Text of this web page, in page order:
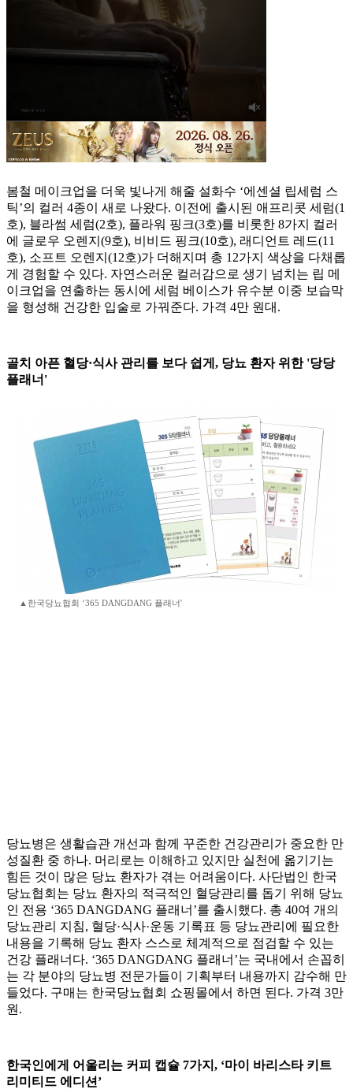
봄철 메이크업을 더욱 빛나게 해줄 설화수 ‘에센셜 립세럼 스
틱’의 컬러 4종이 새로 나왔다. 이전에 출시된 애프리콧 세럼(1
호), 블라썸 세럼(2호), 플라워 핑크(3호)를 비롯한 8가지 컬러
에 글로우 오렌지(9호), 비비드 핑크(10호), 래디언트 레드(11
호), 소프트 오렌지(12호)가 더해지며 총 12가지 색상을 다채롭
게 경험할 수 있다. 자연스러운 컬러감으로 생기 넘치는 립 메
이크업을 연출하는 동시에 세럼 베이스가 유수분 이중 보습막
을 형성해 건강한 입술로 가꿔준다. 가격 4만 원대.
골치 아픈 혈당·식사 관리를 보다 쉽게, 당뇨 환자 위한 '당당
플래너'
▲한국당뇨협회 ‘365 DANGDANG 플래너'
당뇨병은 생활습관 개선과 함께 꾸준한 건강관리가 중요한 만
성질환 중 하나. 머리로는 이해하고 있지만 실천에 옮기기는
힘든 것이 많은 당뇨 환자가 겪는 어려움이다. 사단법인 한국
당뇨협회는 당뇨 환자의 적극적인 혈당관리를 돕기 위해 당뇨
인 전용 ‘365 DANGDANG 플래너’를 출시했다. 총 40여 개의
당뇨관리 지침, 혈당·식사·운동 기록표 등 당뇨관리에 필요한
내용을 기록해 당뇨 환자 스스로 체계적으로 점검할 수 있는
건강 플래너다. ‘365 DANGDANG 플래너’는 국내에서 손꼽히
는 각 분야의 당뇨병 전문가들이 기획부터 내용까지 감수해 만
들었다. 구매는 한국당뇨협회 쇼핑몰에서 하면 된다. 가격 3만
원.
한국인에게 어울리는 커피 캡슐 7가지, ‘마이 바리스타 키트
리미티드 에디션’